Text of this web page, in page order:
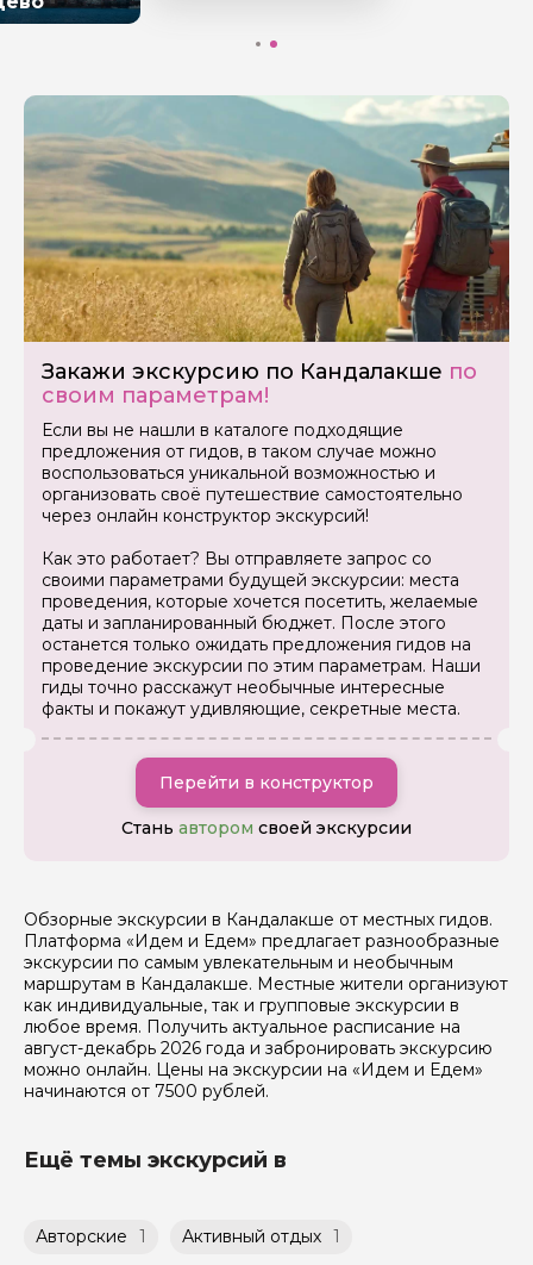
Закажи экскурсию по Кандалакше по
своим параметрам!
Если вы не нашли в каталоге подходящие
предложения от гидов, в таком случае можно
воспользоваться уникальной возможностью и
организовать своё путешествие самостоятельно
через онлайн конструктор экскурсий!
Как это работает? Вы отправляете запрос со
своими параметрами будущей экскурсии: места
проведения, которые хочется посетить, желаемые
даты и запланированный бюджет. После этого
останется только ожидать предложения гидов на
проведение экскурсии по этим параметрам. Наши
гиды точно расскажут необычные интересные
факты и покажут удивляющие, секретные места.
Перейти в конструктор
Стань автором своей экскурсии
Обзорные экскурсии в Кандалакше от местных гидов.
Платформа «Идем и Едем» предлагает разнообразные
экскурсии по самым увлекательным и необычным
маршрутам в Кандалакше. Местные жители организуют
как индивидуальные, так и групповые экскурсии в
любое время. Получить актуальное расписание на
август-декабрь 2026 года и забронировать экскурсию
можно онлайн. Цены на экскурсии на «Идем и Едем»
начинаются от 7500 рублей.
Ещё темы экскурсий в
Авторские 1 Активный отдых 1